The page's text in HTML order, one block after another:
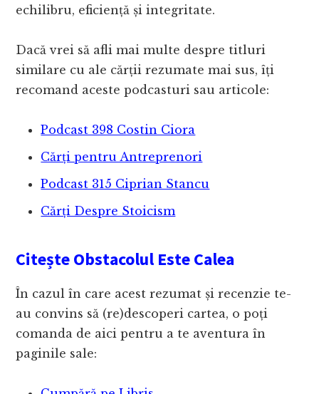
echilibru, eficiență și integritate.
Dacă vrei să afli mai multe despre titluri
similare cu ale cărții rezumate mai sus, îți
recomand aceste podcasturi sau articole:
Podcast 398 Costin Ciora
Cărți pentru Antreprenori
Podcast 315 Ciprian Stancu
Cărți Despre Stoicism
Citește Obstacolul Este Calea
În cazul în care acest rezumat și recenzie te-
au convins să (re)descoperi cartea, o poți
comanda de aici pentru a te aventura în
paginile sale: